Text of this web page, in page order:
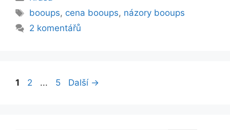
Štítky
booups, cena booups, názory booups
2 komentářů
Stránka
1 Stránka
2 ... Stránka
5 Další →